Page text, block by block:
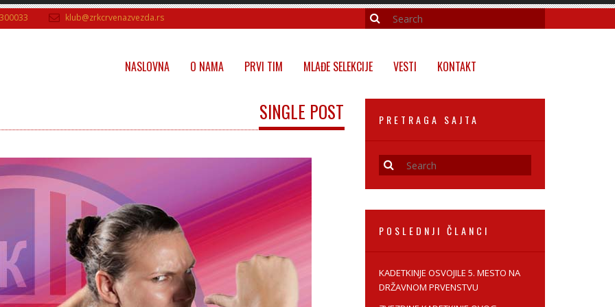
klub@zrkcrvenazvezda.rs
NASLOVNA O NAMA PRVI TIM MLAĐE SELEKCIJE VESTI KONTAKT
SINGLE POST PRETRAGA SAJTA
POSLEDNJI ČLANCI
KADETKINJE OSVOJILE 5. MESTO NA
DRŽAVNOM PRVENSTVU